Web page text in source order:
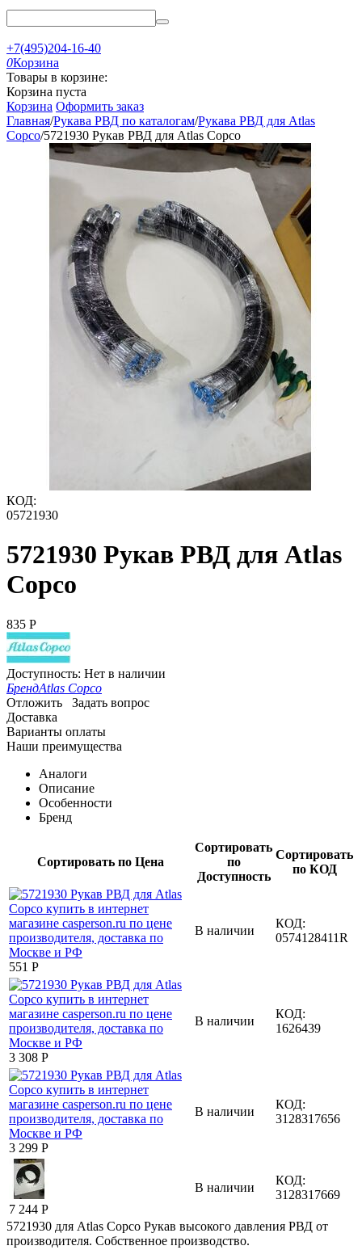
+7(495)204-16-40
0Корзина
Товары в корзине:
Корзина пуста
Корзина Оформить заказ
Главная/Рукава РВД по каталогам/Рукава РВД для Atlas
Copco/5721930 Рукав РВД для Atlas Copco
КОД:
05721930
5721930 Рукав РВД для Atlas
Copco
‍835‍ Р
Доступность: Нет в наличии
БрендAtlas Copco
Отложить
Задать вопрос
Доставка
Варианты оплаты
Наши преимущества
Аналоги
Описание
Особенности
Бренд
Сортировать по Цена
Сортировать
по
Доступность
Сортировать
по КОД
‍551‍ Р
В наличии
КОД:
0574128411R
3 308 Р
В наличии
КОД:
1626439
3 299 Р
В наличии
КОД:
3128317656
7 244 Р
В наличии
КОД:
3128317669
5721930 для Atlas Copco Рукав высокого давления РВД от
производителя. Собственное производство.